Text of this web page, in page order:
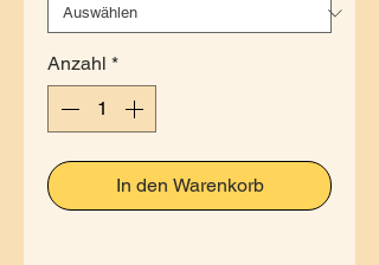
Anzahl *
In den Warenkorb